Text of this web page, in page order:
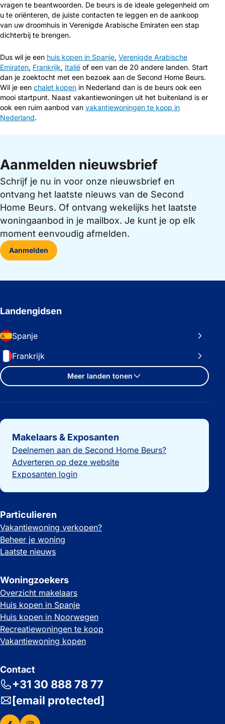
vragen te beantwoorden. De beurs is de ideale gelegenheid om
u te oriënteren, de juiste contacten te leggen en de aankoop
van uw droomhuis in Verenigde Arabische Emiraten een stap
dichterbij te brengen.
Dus wil je een huis kopen in Spanje, Verenigde Arabische
Emiraten, Frankrijk, Italië of een van de 20 andere landen. Start
dan je zoektocht met een bezoek aan de Second Home Beurs.
Wil je een chalet kopen in Nederland dan is de beurs ook een
mooi startpunt. Naast vakantiewoningen uit het buitenland is er
ook een ruim aanbod van vakantiewoningen te koop in
Nederland.
Aanmelden nieuwsbrief
Schrijf je nu in voor onze nieuwsbrief en
ontvang het laatste nieuws van de Second
Home Beurs. Of ontvang wekelijks het laatste
woningaanbod in je mailbox. Je kunt je op elk
moment eenvoudig afmelden.
Aanmelden
Landengidsen
Spanje
Frankrijk
Meer landen tonen
Belangrijke links
Makelaars & Exposanten
Deelnemen aan de Second Home Beurs?
Adverteren op deze website
Exposanten login
Particulieren
Vakantiewoning verkopen?
Beheer je woning
Laatste nieuws
Woningzoekers
Overzicht makelaars
Huis kopen in Spanje
Huis kopen in Noorwegen
Recreatiewoningen te koop
Vakantiewoning kopen
Contact
+31 30 888 78 77
[email protected]